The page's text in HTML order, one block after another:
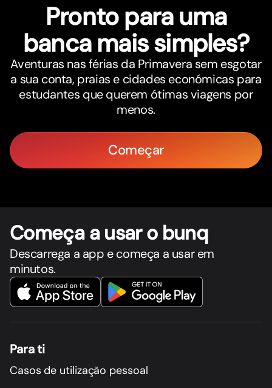
Pronto para uma
banca mais simples?
Aventuras nas férias da Primavera sem esgotar
a sua conta, praias e cidades económicas para
estudantes que querem ótimas viagens por
menos.
Começar
Começa a usar o bunq
Descarrega a app e começa a usar em
minutos.
Para ti
Casos de utilização pessoal